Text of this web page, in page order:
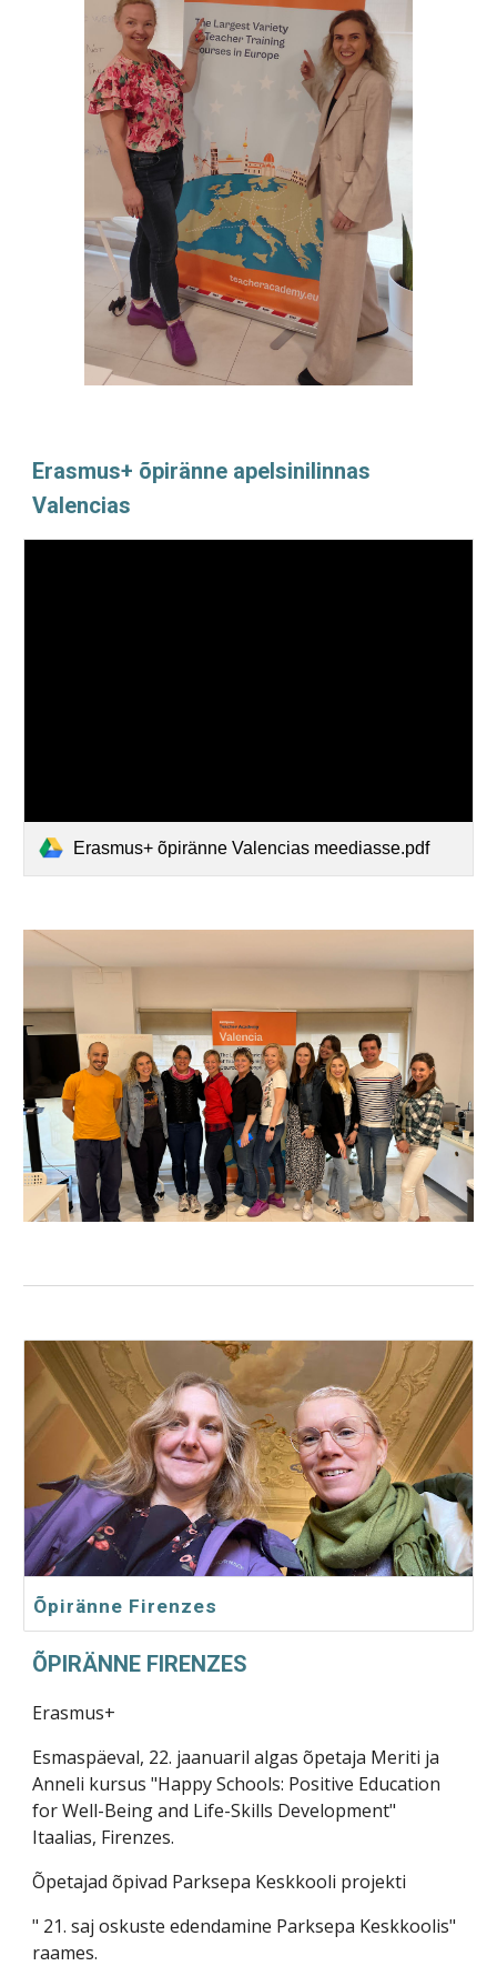
Erasmus+ õpiränne apelsinilinnas
Valencias
Erasmus+ õpiränne Valencias meediasse.pdf
Õpiränne Firenzes
ÕPIRÄNNE FIRENZES
Erasmus+
Esmaspäeval, 22. jaanuaril algas õpetaja Meriti ja
Anneli kursus "Happy Schools: Positive Education
for Well-Being and Life-Skills Development"
Itaalias, Firenzes.
Õpetajad õpivad Parksepa Keskkooli projekti
" 21. saj oskuste edendamine Parksepa Keskkoolis"
raames.